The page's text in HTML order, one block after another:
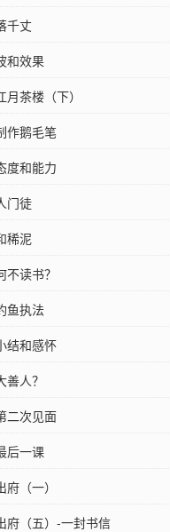
千丈
和效果
茶楼（下）
作鹅毛笔
度和能力
门徒
稀泥
读书？
鱼执法
结和感怀
人？
二次见面
后一课
（一）
府（五）-一封书信